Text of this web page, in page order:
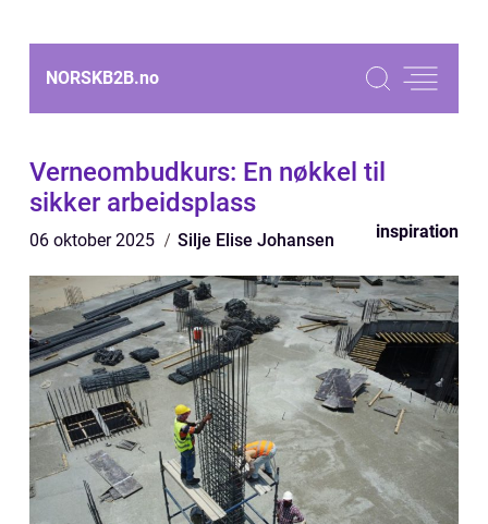
NORSKB2B.no
Verneombudkurs: En nøkkel til
sikker arbeidsplass
06 oktober 2025 Silje Elise Johansen inspiration